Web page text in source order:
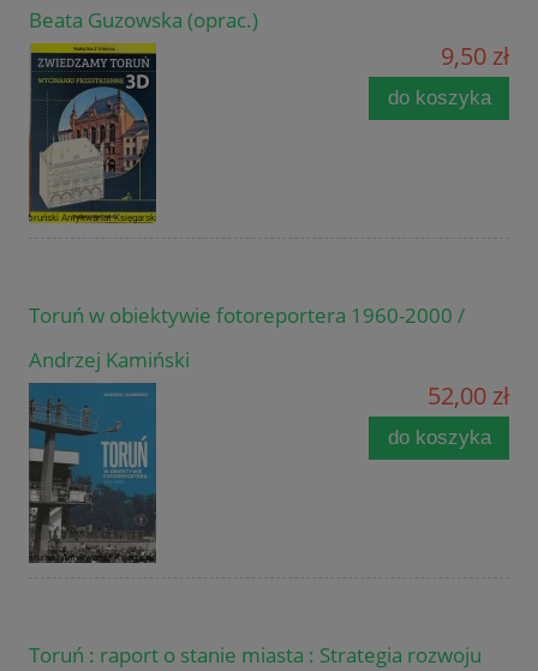
Beata Guzowska (oprac.)
9,50 zł
do koszyka
Toruń w obiektywie fotoreportera 1960-2000 /
Andrzej Kamiński
52,00 zł
do koszyka
Toruń : raport o stanie miasta : Strategia rozwoju